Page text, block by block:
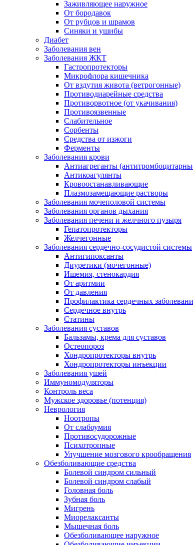
Заживляющее наружное
От бородавок
От рубцов и шрамов
Синяки и ушибы
Диабет
Заболевания вен
Заболевания ЖКТ
Гастропротекторы
Микрофлора кишечника
От вздутия живота (ветрогонные)
Противодиарейные средства
Противорвотное (от укачивания)
Противоязвенные
Слабительное
Сорбенты
Средства от изжоги
Ферменты
Заболевания крови
Антиагреганты
Антикоагулянты
Кровоостанавливающие
Плазмозамещающие растворы
Заболевания мочеполовой системы
Заболевания органов дыхания
Заболевания печени и желчного пузыря
Гепатопротекторы
Желчегонные
Заболевания сердечно-сосудистой системы
Антигипоксанты
Диуретики (мочегонные)
Ишемия, стенокардия
От аритмии
От давления
Профилактика сердечных
Сердечное внутрь
Статины
Заболевания суставов
Бальзамы, крема для суставов
Остеопороз
Хондропротекторы внутрь
Хондропротекторы инъекции
Заболевания ушей
Иммуномодуляторы
Контроль веса
Мужское здоровье (потенция)
Неврология
Ноотропы
От слабоумия
Противосудорожные
Психотропные
Улучшение мозгового крообращения
Обезболивающие средства
Болевой синдром сильный
Болевой синдром слабый
Головная боль
Зубная боль
Мигрень
Миорелаксанты
Мышечная боль
Обезболивающее наружное